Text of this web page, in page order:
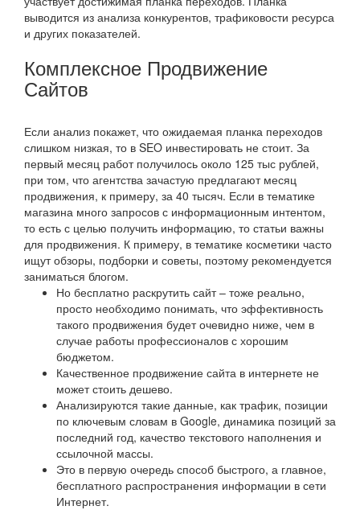
выводится из анализа конкурентов, трафиковости ресурса
и других показателей.
Комплексное Продвижение
Сайтов
Если анализ покажет, что ожидаемая планка переходов
слишком низкая, то в SEO инвестировать не стоит. За
первый месяц работ получилось около 125 тыс рублей,
при том, что агентства зачастую предлагают месяц
продвижения, к примеру, за 40 тысяч. Если в тематике
магазина много запросов с информационным интентом,
то есть с целью получить информацию, то статьи важны
для продвижения. К примеру, в тематике косметики часто
ищут обзоры, подборки и советы, поэтому рекомендуется
заниматься блогом.
Но бесплатно раскрутить сайт – тоже реально,
просто необходимо понимать, что эффективность
такого продвижения будет очевидно ниже, чем в
случае работы профессионалов с хорошим
бюджетом.
Качественное продвижение сайта в интернете не
может стоить дешево.
Анализируются такие данные, как трафик, позиции
по ключевым словам в Google, динамика позиций за
последний год, качество текстового наполнения и
ссылочной массы.
Это в первую очередь способ быстрого, а главное,
бесплатного распространения информации в сети
Интернет.